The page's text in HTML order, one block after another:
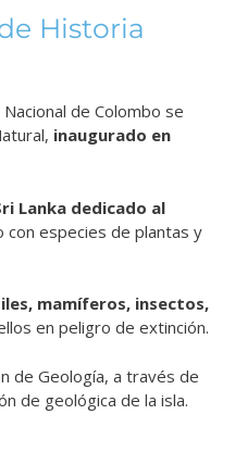
Historia
de Colombo se
inaugurado en
Lanka dedicado al
con especies de plantas y
mamíferos, insectos,
en peligro de extinción.
de Geología, a través de
de geológica de la isla.